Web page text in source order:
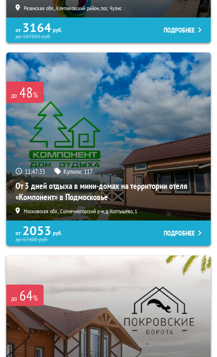
Рязанская обл., Клепиковский район, пос. Чулис
от 3164 руб.
до107880руб.
ПОДРОБНЕЕ
до 48%
11:47:31 Купили: 117
От 3 дней отдыха в мини-домах на территории отеля
«Компонент» в Подмосковье
Московская обл., Солнечногорский р-н, д. Колтышево, 1
от 2053 руб.
до67400руб.
ПОДРОБНЕЕ
до 64%